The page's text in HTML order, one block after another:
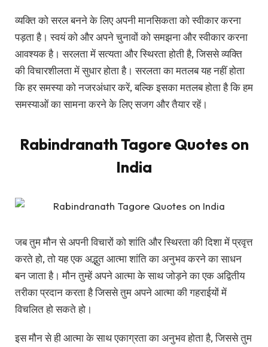
व्यक्ति को सरल बनने के लिए अपनी मानसिकता को स्वीकार करना
पड़ता है। स्वयं को और अपने चुनावों को समझना और स्वीकार करना
आवश्यक है। सरलता में सत्यता और स्थिरता होती है, जिससे व्यक्ति
की विचारशीलता में सुधार होता है। सरलता का मतलब यह नहीं होता
कि हर समस्या को नजरअंधार करें, बल्कि इसका मतलब होता है कि हम
समस्याओं का सामना करने के लिए सजग और तैयार रहें।
Rabindranath Tagore Quotes on
India
जब तुम मौन से अपनी विचारों को शांति और स्थिरता की दिशा में प्रवृत्त
करते हो, तो यह एक अद्भुत आत्मा शांति का अनुभव करने का साधन
बन जाता है। मौन तुम्हें अपने आत्मा के साथ जोड़ने का एक अद्वितीय
तरीका प्रदान करता है जिससे तुम अपने आत्मा की गहराईयों में
विचलित हो सकते हो।
इस मौन से ही आत्मा के साथ एकाग्रता का अनुभव होता है, जिससे तुम